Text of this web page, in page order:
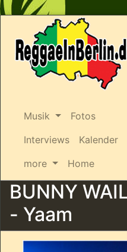
Musik
Fotos
Interviews
Kalender
more
Home
BUNNY
- Yaam